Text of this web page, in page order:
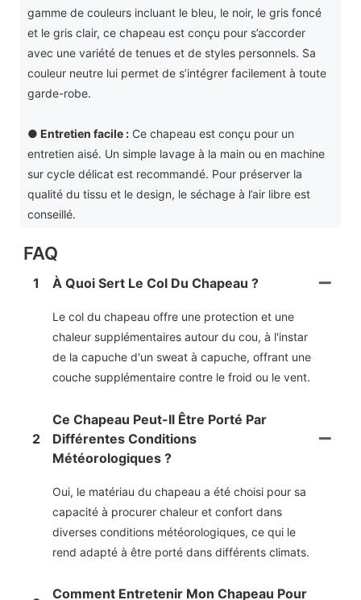
gamme de couleurs incluant le bleu, le noir, le gris foncé
et le gris clair, ce chapeau est conçu pour s’accorder
avec une variété de tenues et de styles personnels. Sa
couleur neutre lui permet de s’intégrer facilement à toute
garde-robe.
● Entretien facile :Ce chapeau est conçu pour un
entretien aisé. Un simple lavage à la main ou en machine
sur cycle délicat est recommandé. Pour préserver la
qualité du tissu et le design, le séchage à l’air libre est
conseillé.
FAQ
1 À Quoi Sert Le Col Du Chapeau ?
Le col du chapeau offre une protection et une
chaleur supplémentaires autour du cou, à l'instar
de la capuche d'un sweat à capuche, offrant une
couche supplémentaire contre le froid ou le vent.
2
Ce Chapeau Peut-Il Être Porté Par
Différentes Conditions
Météorologiques ?
Oui, le matériau du chapeau a été choisi pour sa
capacité à procurer chaleur et confort dans
diverses conditions météorologiques, ce qui le
rend adapté à être porté dans différents climats.
Comment Entretenir Mon Chapeau Pour